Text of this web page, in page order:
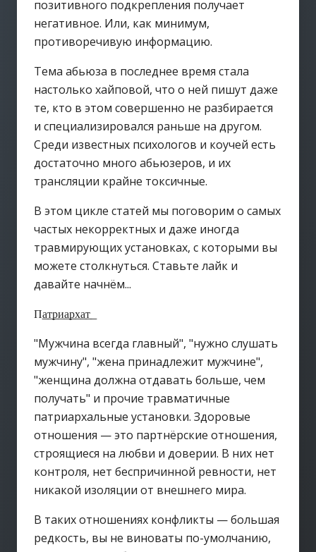
позитивного подкрепления получает
негативное. Или, как минимум,
противоречивую информацию.
Тема абьюза в последнее время стала
настолько хайповой, что о ней пишут даже
те, кто в этом совершенно не разбирается
и специализировался раньше на другом.
Среди известных психологов и коучей есть
достаточно много абьюзеров, и их
трансляции крайне токсичные.
В этом цикле статей мы поговорим о самых
частых некорректных и даже иногда
травмирующих установках, с которыми вы
можете столкнуться. Ставьте лайк и
давайте начнём...
П͟а͟т͟р͟и͟а͟р͟х͟а͟т͟
"Мужчина всегда главный", "нужно слушать
мужчину", "жена принадлежит мужчине",
"женщина должна отдавать больше, чем
получать" и прочие травматичные
патриархальные установки. Здоровые
отношения — это партнёрские отношения,
строящиеся на любви и доверии. В них нет
контроля, нет беспричинной ревности, нет
никакой изоляции от внешнего мира.
В таких отношениях конфликты — большая
редкость, вы не виноваты по-умолчанию,